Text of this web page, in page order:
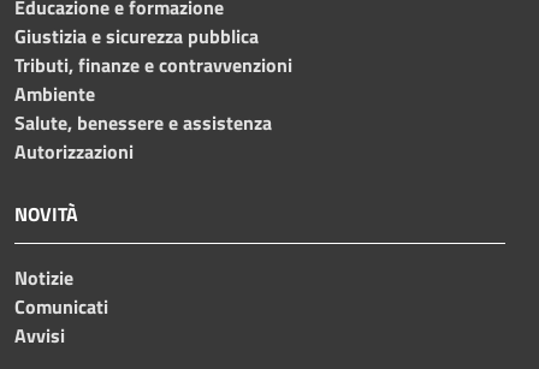
Educazione e formazione
Giustizia e sicurezza pubblica
Tributi, finanze e contravvenzioni
Ambiente
Salute, benessere e assistenza
Autorizzazioni
NOVITÀ
Notizie
Comunicati
Avvisi